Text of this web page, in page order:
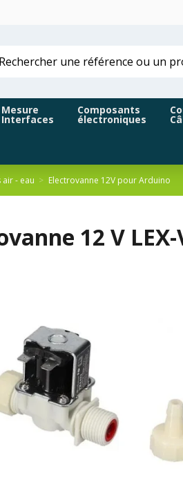
Mesure
Interfaces
Composants
électroniques
air - eau Electrovanne 12V pour Arduino
12 V